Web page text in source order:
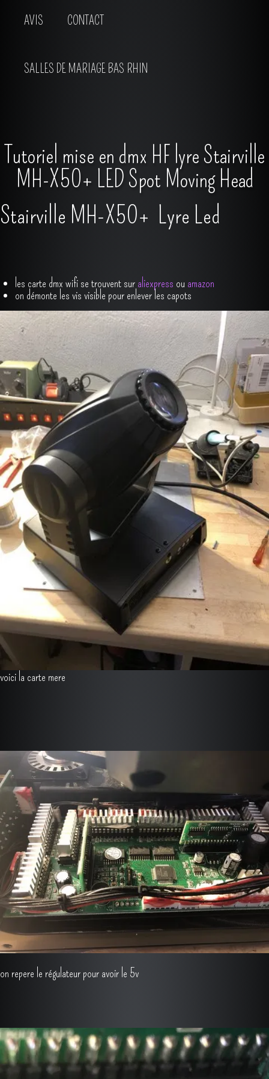
AVIS CONTACT
SALLES DE MARIAGE BAS RHIN
Tutoriel mise en dmx HF lyre Stairville
MH-X50+ LED Spot Moving Head
Stairville MH-X50+ Lyre Led
les carte dmx wifi se trouvent sur aliexpress ou amazon
on démonte les vis visible pour enlever les capots
voici la carte mere
on repere le régulateur pour avoir le 5v